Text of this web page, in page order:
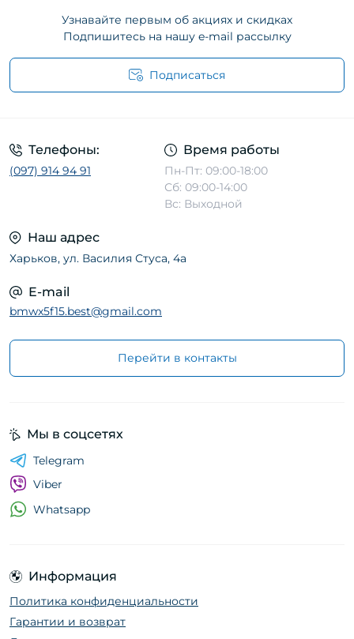
Узнавайте первым об акциях и скидках
Подпишитесь на нашу e-mail рассылку
Подписаться
Телефоны:
(097) 914 94 91
Время работы
Пн-Пт: 09:00-18:00
Сб: 09:00-14:00
Вс: Выходной
Наш адрес
Харьков, ул. Василия Стуса, 4а
E-mail
bmwx5f15.best@gmail.com
Перейти в контакты
Информация
Политика конфиденциальности
Гарантии и возврат
Мы в соцсетях
Telegram
Viber
Whatsapp